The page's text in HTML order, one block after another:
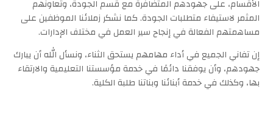
الأقسام، على جهودهم المتضافرة مع قسم الجودة، وتعاونهم
المثمر لاستيفاء متطلبات الجودة. كما نشكر زملائنا الموظفين على
مساهمتهم الفعالة في إنجاح سير العمل في مختلف الإدارات.
إن تفاني الجميع في أداء مهامهم يستحق الثناء، ونسأل الله أن يبارك
جهودهم، وأن يوفقنا دائمًا في خدمة مؤسستنا التعليمية والارتقاء
بها، وكذلك في خدمة أبنائنا وبناتنا طلبة الكلية.